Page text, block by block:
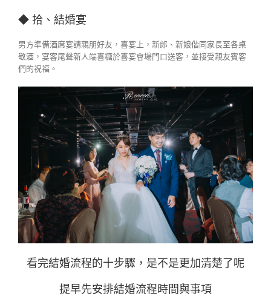
◆ 拾、結婚宴
男方準備酒席宴請親朋好友，喜宴上，新郎、新娘偕同家長至各桌
敬酒，宴客尾聲新人端喜糖於喜宴會場門口送客，並接受親友賓客
們的祝福。
看完結婚流程的十步驟，是不是更加清楚了呢
提早先安排結婚流程時間與事項